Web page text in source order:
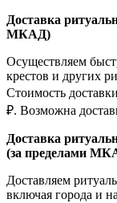
Доставка
МКАД)
Осуществляем
крестов и других
Стоимость
₽. Возможна
Доставка
(за пределами
Доставляем
включая города и